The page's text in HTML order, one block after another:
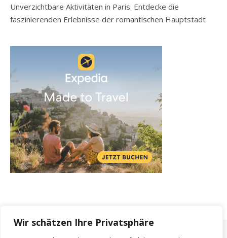
Wir schätzen Ihre Privatsphäre
Unverzichtbare Aktivitäten in Paris: Entdecke die
faszinierenden Erlebnisse der romantischen Hauptstadt